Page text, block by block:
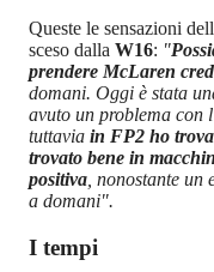
Queste le sensazioni
sceso dalla W16: "
prendere McLaren
domani. Oggi è stata
avuto un problema con
tuttavia in FP2 ho
trovato bene in
positiva , nonostante
a domani".
I tempi